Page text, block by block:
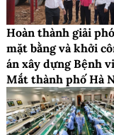
Hoàn thành giải
mặt bằng và khởi
án xây dựng Bệnh
Mắt thành phố Hà